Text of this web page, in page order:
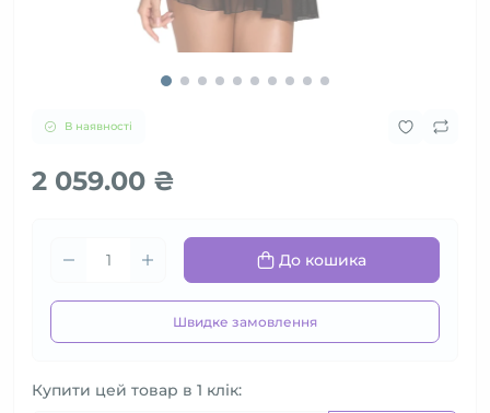
В наявності
2 059.00 ₴
До кошика
Швидке замовлення
Купити цей товар в 1 клік: